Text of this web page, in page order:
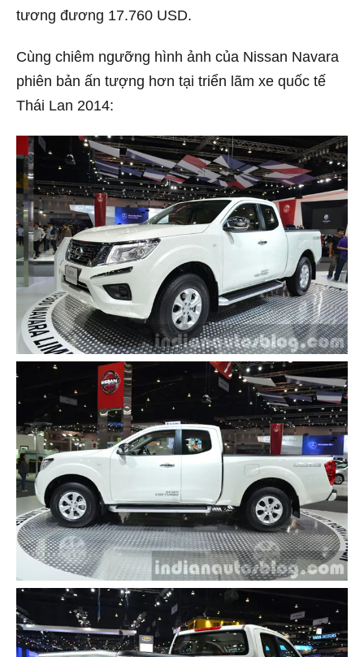
tương đương 17.760 USD.
Cùng chiêm ngưỡng hình ảnh của Nissan Navara
phiên bản ấn tượng hơn tại triển lãm xe quốc tế
Thái Lan 2014: